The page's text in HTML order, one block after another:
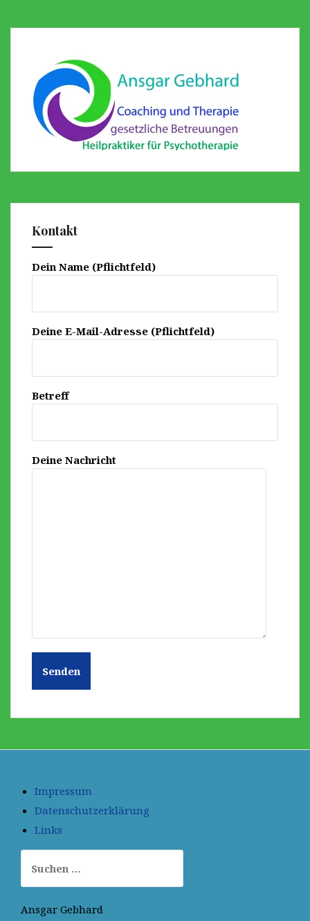
Kontakt
Dein Name (Pflichtfeld)
Deine E-Mail-Adresse (Pflichtfeld)
Betreff
Deine Nachricht
Impressum
Datenschutzerklärung
Links
nach:
Ansgar Gebhard